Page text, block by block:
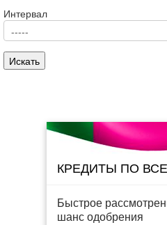
Интервал
КРЕДИТЫ ПО
Быстрое
шанс одобрения